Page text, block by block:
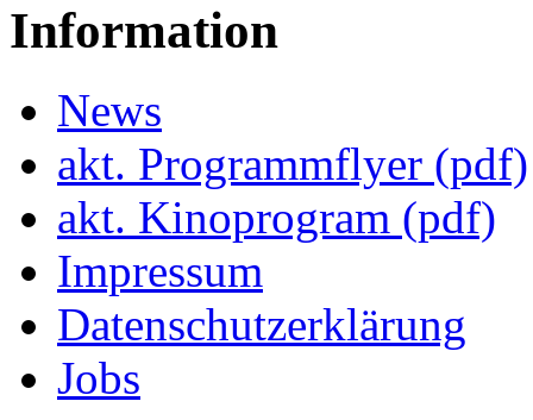
Information
News
akt. Programmflyer (pdf)
akt. Kinoprogram (pdf)
Impressum
Datenschutzerklärung
Jobs